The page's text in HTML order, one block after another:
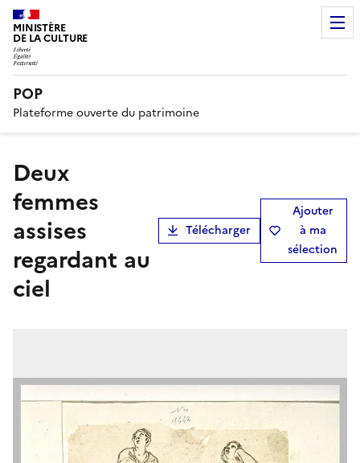
MINISTÈRE
DE LA CULTURE
POP
Plateforme ouverte du patrimoine
Deux
femmes
assises
regardant au
ciel
Télécharger
Ajouter
à ma
sélection